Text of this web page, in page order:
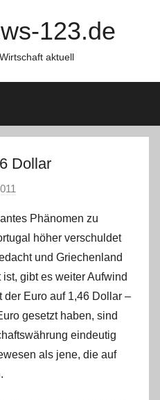
123.de
aktuell
Dollar
n
a
d
m
i
n
Phänomen zu
höher verschuldet
und Griechenland
gibt es weiter Aufwind
der Euro auf 1,46 Dollar –
gesetzt haben, sind
eindeutig
als jene, die auf